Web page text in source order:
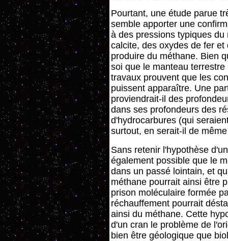
Pourtant, une étude parue
semble apporter une
à des pressions typiques
calcite, des oxydes de fer
produire du méthane. Bien
soi que le manteau
travaux prouvent que les
puissent apparaître. Une
proviendrait-il des
dans ses profondeurs des
d'hydrocarbures (qui
surtout, en serait-il de
Sans retenir l'hypothèse
également possible que le
dans un passé lointain, et
méthane pourrait ainsi être
prison moléculaire formée
réchauffement pourrait
ainsi du méthane. Cette
d'un cran le problème de
bien être géologique que